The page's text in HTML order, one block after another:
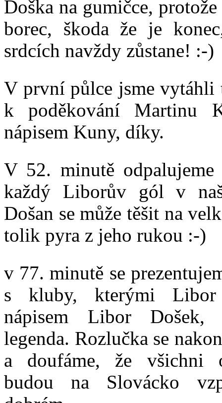
Doška na gumičce,
borec, škoda že je
srdcích navždy zůstane! :-)
V první půlce jsme vytáhli
k poděkování Martinu
nápisem Kuny, díky.
V 52. minutě
každý Liborův gól v
Došan se může těšit na
tolik pyra z jeho rukou :-)
v 77. minutě se
s kluby, kterými
nápisem Libor Došek,
legenda. Rozlučka se
a doufáme, že všichni
budou na Slovácko